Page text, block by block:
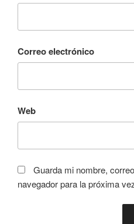
Correo electrónico
Web
Guarda mi nombre,
navegador para la próxima